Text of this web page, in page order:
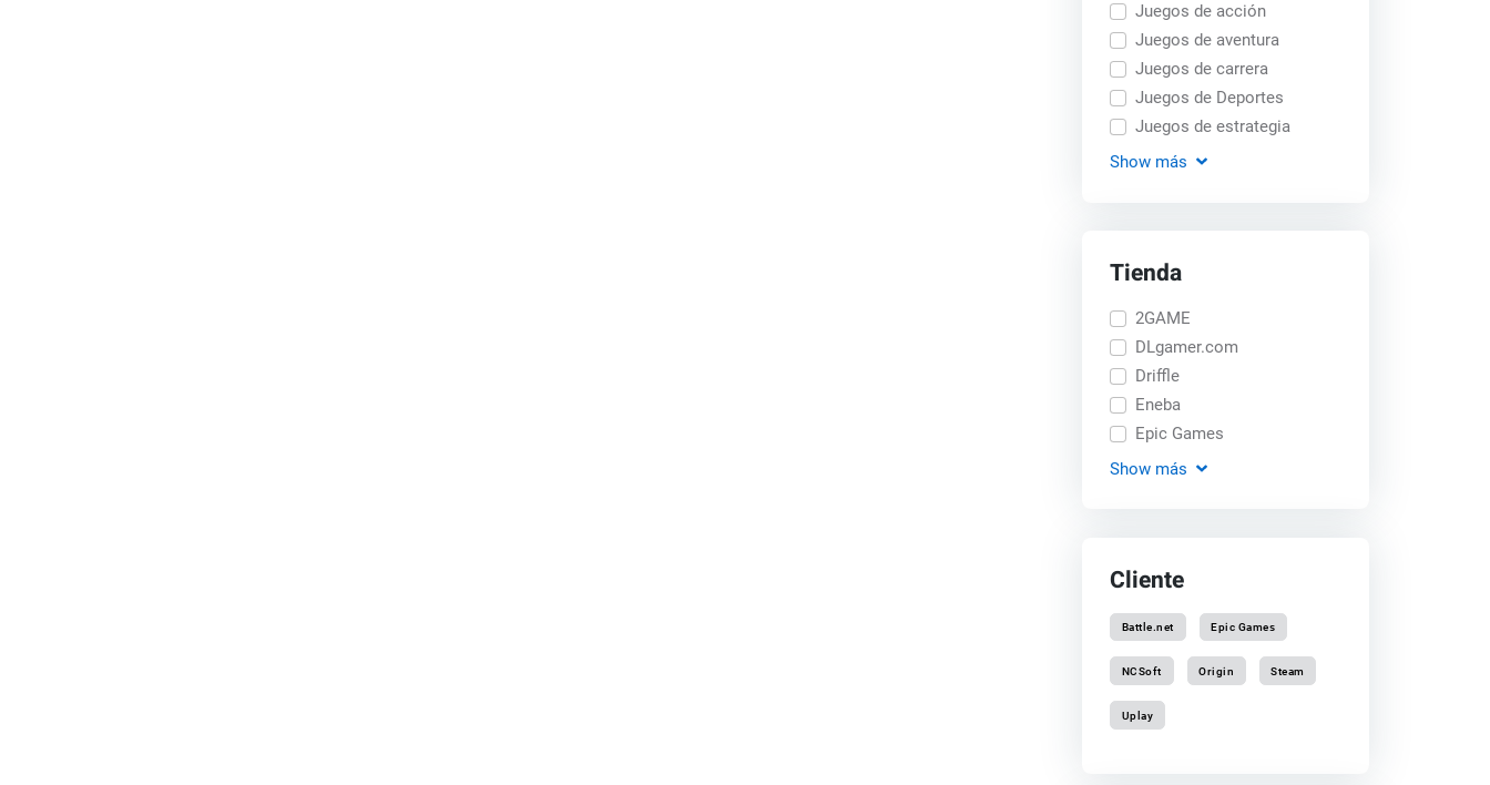
Juegos de acción
Juegos de aventura
Juegos de carrera
Juegos de Deportes
Juegos de estrategia
Show más
Tienda
2GAME
DLgamer.com
Driffle
Eneba
Epic Games
Show más
Cliente
Battle.net Epic Games
NCSoft Origin Steam
Uplay